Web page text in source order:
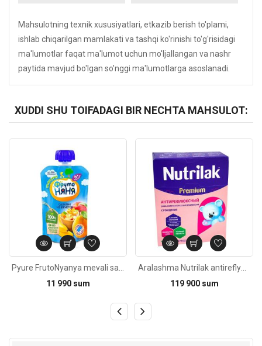
Mahsulotning texnik xususiyatlari, etkazib berish to'plami,
ishlab chiqarilgan mamlakati va tashqi ko'rinishi to'g'risidagi
ma'lumotlar faqat ma'lumot uchun mo'ljallangan va nashr
paytida mavjud bo'lgan so'nggi ma'lumotlarga asoslanadi.
XUDDI SHU TOIFADAGI BIR NECHTA MAHSULOT:
11 990 sum
119 900 sum